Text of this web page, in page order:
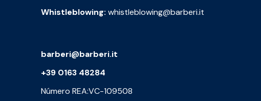
Whistleblowing: whistleblowing@barberi.it
barberi@barberi.it
+39 0163 48284
Número REA:VC-109508